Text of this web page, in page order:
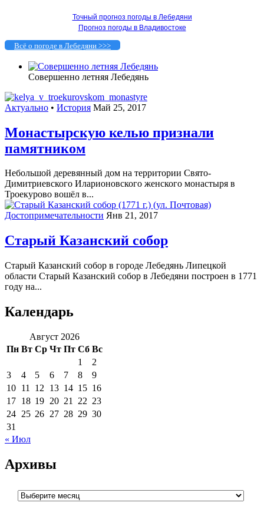
Точный прогноз погоды в Лебедяни
Прогноз погоды в Владивостоке
Всё о погоде в Лебедяни >>>
Совершенно летняя Лебедянь
Актуально • История Май 25, 2017
Монастырскую келью признали
памятником
Небольшой деревянный дом на территории Свято-
Димитриевского Иларионовского женского монастыря в
Троекурово вошёл в...
Достопримечательности Янв 21, 2017
Старый Казанский собор
Старый Казанский собор в городе Лебедянь Липецкой
области Старый Казанский собор в Лебедяни построен в 1771
году на...
Календарь
Август 2026
Пн Вт Ср Чт Пт Сб Вс
1
2
3
4 5 6 7 8
9
10 11 12 13 14 15 16
17 18 19 20 21 22 23
24 25 26 27 28 29 30
31
« Июл
Архивы
Архивы